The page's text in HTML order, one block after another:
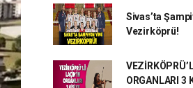
Sivas’ta
Vezirköprü!
ORGANLARI 3